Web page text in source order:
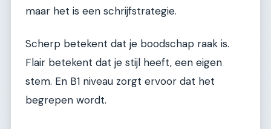
maar het is een schrijfstrategie.
Scherp betekent dat je boodschap raak is.
Flair betekent dat je stijl heeft, een eigen
stem. En B1 niveau zorgt ervoor dat het
begrepen wordt.